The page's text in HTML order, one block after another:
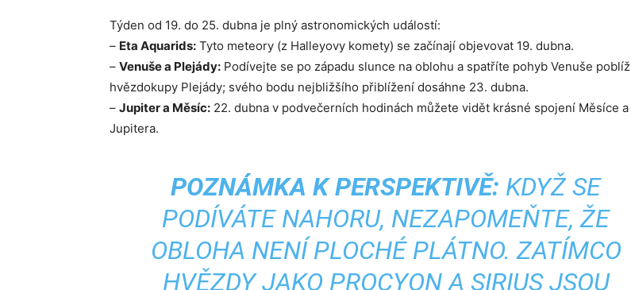
Týden od 19. do 25. dubna je plný astronomických událostí:
– Eta Aquarids: Tyto meteory (z Halleyovy komety) se začínají objevovat 19. dubna.
– Venuše a Plejády: Podívejte se po západu slunce na oblohu a spatříte pohyb Venuše poblíž
hvězdokupy Plejády; svého bodu nejbližšího přiblížení dosáhne 23. dubna.
– Jupiter a Měsíc: 22. dubna v podvečerních hodinách můžete vidět krásné spojení Měsíce a
Jupitera.
POZNÁMKA K PERSPEKTIVĚ: KDYŽ SE
PODÍVÁTE NAHORU, NEZAPOMEŇTE, ŽE
OBLOHA NENÍ PLOCHÉ PLÁTNO. ZATÍMCO
HVĚZDY JAKO PROCYON A SIRIUS JSOU